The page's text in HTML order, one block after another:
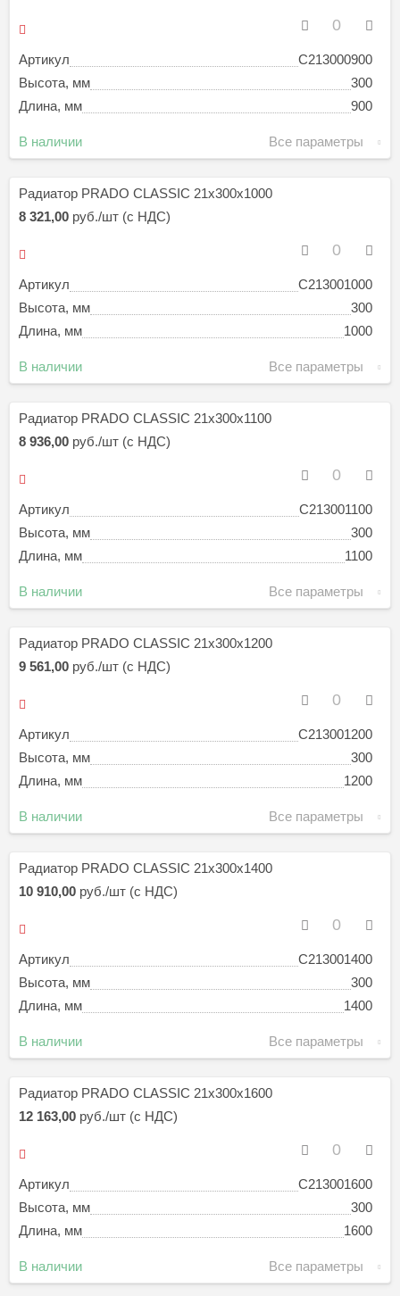
Артикул
C213000900
Высота, мм
300
Длина, мм
900
В наличии Все параметры
Радиатор PRADO CLASSIC 21х300х1000
Артикул
C213001000
Высота, мм
300
Длина, мм
1000
8 321,00 руб./шт (с НДС)
В наличии Все параметры
Радиатор PRADO CLASSIC 21х300х1100
Артикул
C213001100
Высота, мм
300
Длина, мм
1100
8 936,00 руб./шт (с НДС)
В наличии Все параметры
Радиатор PRADO CLASSIC 21х300х1200
Артикул
C213001200
Высота, мм
300
Длина, мм
1200
9 561,00 руб./шт (с НДС)
В наличии Все параметры
Радиатор PRADO CLASSIC 21х300х1400
Артикул
C213001400
Высота, мм
300
Длина, мм
1400
10 910,00 руб./шт (с НДС)
В наличии Все параметры
Радиатор PRADO CLASSIC 21х300х1600
Артикул
C213001600
Высота, мм
300
Длина, мм
1600
12 163,00 руб./шт (с НДС)
В наличии Все параметры